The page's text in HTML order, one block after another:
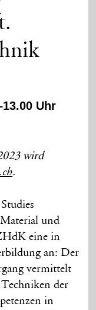
Uhr
wird
.
Material und
eine in
an: Der
vermittelt
der
in